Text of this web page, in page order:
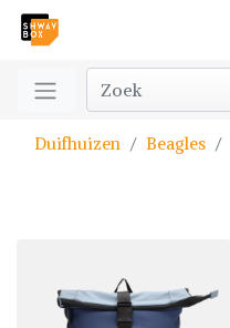
Duifhuizen Beagles